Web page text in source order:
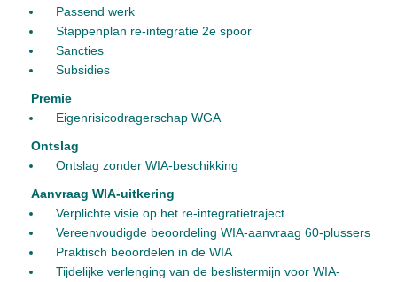
Passend werk
Stappenplan re-integratie 2e spoor
Sancties
Subsidies
Premie
Eigenrisicodragerschap WGA
Ontslag
Ontslag zonder WIA-beschikking
Aanvraag WIA-uitkering
Verplichte visie op het re-integratietraject
Vereenvoudigde beoordeling WIA-aanvraag 60-plussers
Praktisch beoordelen in de WIA
Tijdelijke verlenging van de beslistermijn voor WIA-